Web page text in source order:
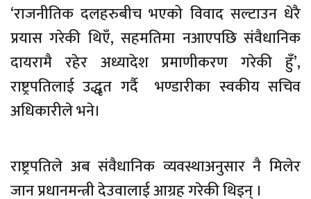
‘राजनीतिक दलहरुबीच भएको विवाद सल्टाउन धेरै
प्रयास गरेकी थिएँ, सहमतिमा नआएपछि संवैधानिक
दायरामै रहेर अध्यादेश प्रमाणीकरण गरेकी हुँ’,
राष्ट्रपतिलाई उद्धृत गर्दै भण्डारीका स्वकीय सचिव
अधिकारीले भने।
राष्ट्रपतिले अब संवैधानिक व्यवस्थाअनुसार नै मिलेर
जान प्रधानमन्त्री देउवालाई आग्रह गरेकी थिइन् ।